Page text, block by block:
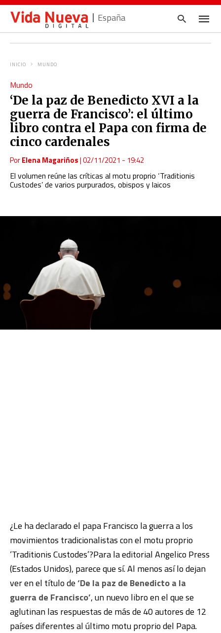
España
y
INICIO MUNDO
Mundo
‘De la paz de Benedicto XVI a la
guerra de Francisco’: el último
libro contra el Papa con firma de
cinco cardenales
PorElena Magariños|02/11/2021 - 19:42
El volumen reúne las críticas al motu proprio ‘Traditionis
Custodes’ de varios purpurados, obispos y laicos
¿Le ha declarado el papa Francisco la guerra a los
movimientos tradicionalistas con el motu proprio
‘Traditionis Custodes’?Para la editorial Angelico Press
(Estados Unidos), parece que sí. Al menos así lo dejan
ver en el título de‘De la paz de Benedicto a la
guerra de Francisco’, un nuevo libro en el que se
aglutinan las respuestas de más de 40 autores de 12
países diferentes al último motu proprio del Papa.